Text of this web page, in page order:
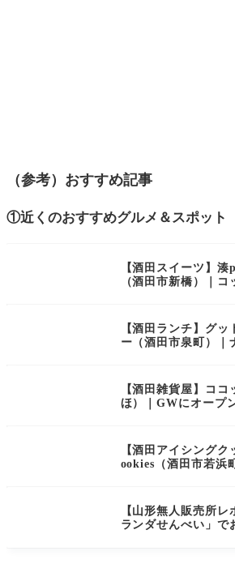
（参考）おすすめ記事
①近くのおすすめグルメ＆スポット
【酒田スイーツ】
（酒田市新橋）｜
【酒田ランチ】グ
ー（酒田市泉町）｜
【酒田雑貨屋】コ
ほ）｜GWにオープ
【酒田アイシング
ookies（酒田市若浜
【山形無人販売所
ランダせんべい」で